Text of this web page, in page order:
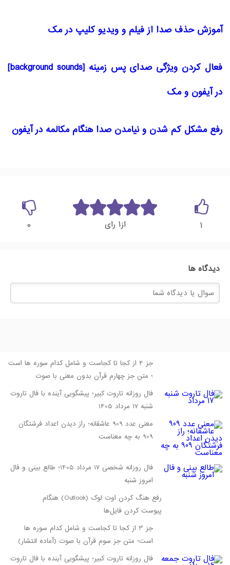
آموزش حذف صدا از فیلم و ویدیو کلیپ در مک
فعال کردن ویژگی صدای پس زمینه [background sounds]
در آیفون و مک
رفع مشکل کم شدن و نیامدن صدا هنگام مکالمه در آیفون
از1 رای 1
0
دیدگاه ها
جز 4 از کجا تا کجاست و شامل کدام سوره ها است
؛ متن جز چهارم قرآن بدون معنی با صوت
فال روزانه تاروت کبیر؛ پیشگویی آینده با فال تاروت
شنبه 17 مرداد 1405
معنی عدد 909 عاشقانه؛ راز دیدن اعداد فرشتگان
909 به چه معناست
فال روزانه شخصی 17 مرداد 1405؛ طالع بینی و فال
امروز شنبه
رفع هنگ کردن اوت لوک (Outlook) هنگام
پیوست کردن فایل‌ها
جز 3 از کجا تا کجاست و شامل کدام سوره ها
است؛ متن جز سوم قرآن با صوت (آماده انتشار)
فال روزانه تاروت کبیر؛ پیشگویی آینده با فال تاروت